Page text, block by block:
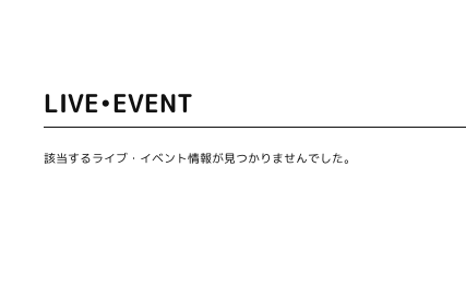
LIVE•EVENT
該当するライブ・イベント情報が見つかりませんでした。